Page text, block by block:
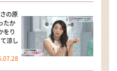
の原
たか
をり
涼し